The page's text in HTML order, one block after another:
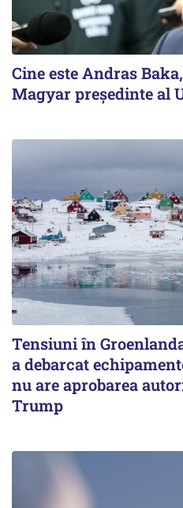
Cine este Andras
Magyar președinte al
Tensiuni în
a debarcat
nu are aprobarea
Trump